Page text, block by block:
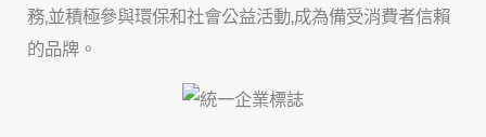
務,並積極參與環保和社會公益活動,成為備受消費者信賴
的品牌。